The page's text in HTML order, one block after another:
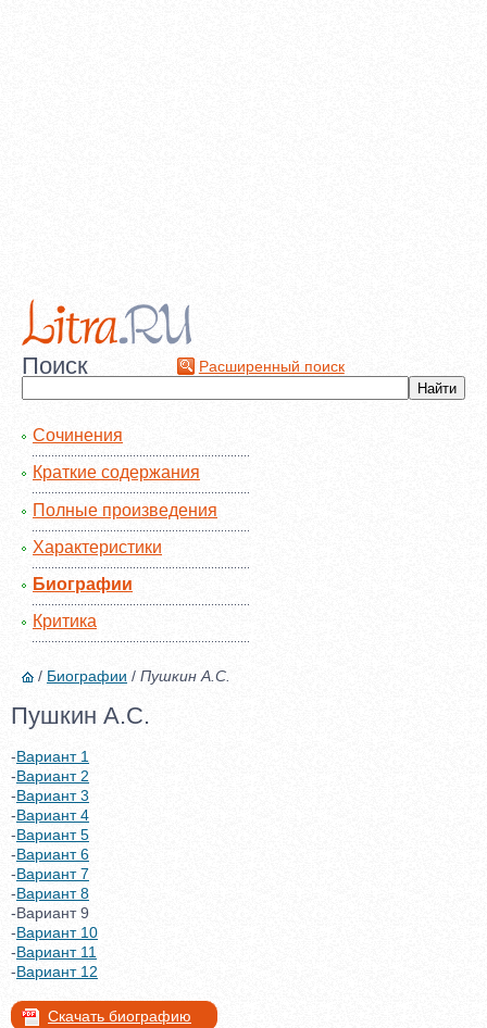
Поиск Расширенный поиск
Сочинения
Краткие содержания
Полные произведения
Характеристики
Биографии
Критика
/ Биографии / Пушкин А.С.
Пушкин А.С.
-Вариант 1
-Вариант 2
-Вариант 3
-Вариант 4
-Вариант 5
-Вариант 6
-Вариант 7
-Вариант 8
-Вариант 9
-Вариант 10
-Вариант 11
-Вариант 12
Скачать биографию